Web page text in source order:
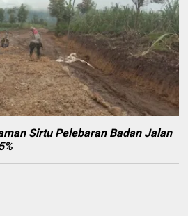
Sirtu Pelebaran Badan Jalan